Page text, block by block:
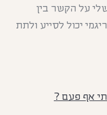
על הקשר בין
יכול לסייע ולתת
אף פעם ?